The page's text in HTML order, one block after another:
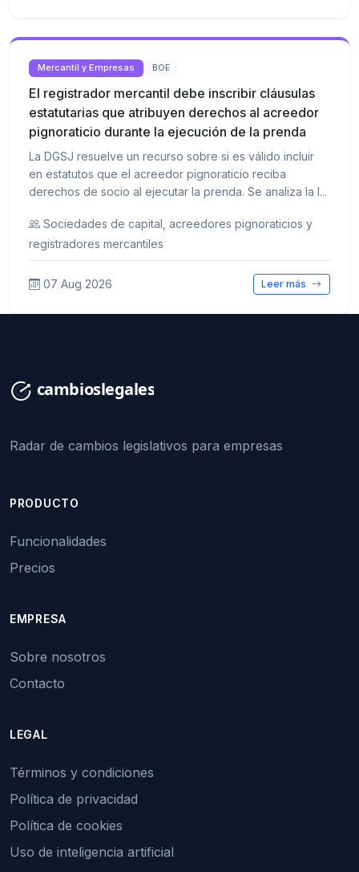
Mercantil y Empresas BOE
El registrador mercantil debe inscribir cláusulas
estatutarias que atribuyen derechos al acreedor
pignoraticio durante la ejecución de la prenda
La DGSJ resuelve un recurso sobre si es válido incluir
en estatutos que el acreedor pignoraticio reciba
derechos de socio al ejecutar la prenda. Se analiza la l...
Sociedades de capital, acreedores pignoraticios y
registradores mercantiles
07 Aug 2026 Leer más
Radar de cambios legislativos para empresas
PRODUCTO
Funcionalidades
Precios
EMPRESA
Sobre nosotros
Contacto
LEGAL
Términos y condiciones
Política de privacidad
Política de cookies
Uso de inteligencia artificial